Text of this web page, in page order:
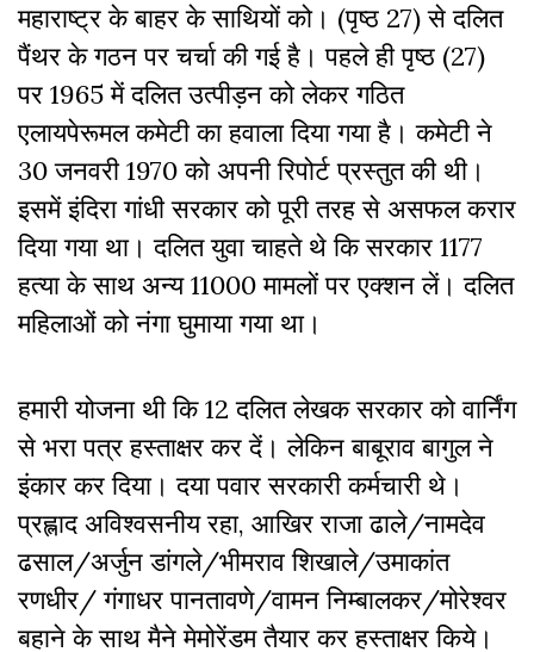
महाराष्ट्र के बाहर के साथियों को। (पृष्ठ 27) से दलित
पैंथर के गठन पर चर्चा की गई है। पहले ही पृष्ठ (27)
पर 1965 में दलित उत्पीड़न को लेकर गठित
एलायपेरूमल कमेटी का हवाला दिया गया है। कमेटी ने
30 जनवरी 1970 को अपनी रिपोर्ट प्रस्तुत की थी।
इसमें इंदिरा गांधी सरकार को पूरी तरह से असफल करार
दिया गया था। दलित युवा चाहते थे कि सरकार 1177
हत्या के साथ अन्य 11000 मामलों पर एक्शन लें। दलित
महिलाओं को नंगा घुमाया गया था।
हमारी योजना थी कि 12 दलित लेखक सरकार को वार्निंग
से भरा पत्र हस्ताक्षर कर दें। लेकिन बाबूराव बागुल ने
इंकार कर दिया। दया पवार सरकारी कर्मचारी थे।
प्रह्लाद अविश्वसनीय रहा, आखिर राजा ढाले/नामदेव
ढसाल/अर्जुन डांगले/भीमराव शिखाले/उमाकांत
रणधीर/ गंगाधर पानतावणे/वामन निम्बालकर/मोरेश्वर
बहाने के साथ मैने मेमोरेंडम तैयार कर हस्ताक्षर किये।